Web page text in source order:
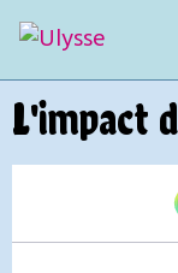
L'impact